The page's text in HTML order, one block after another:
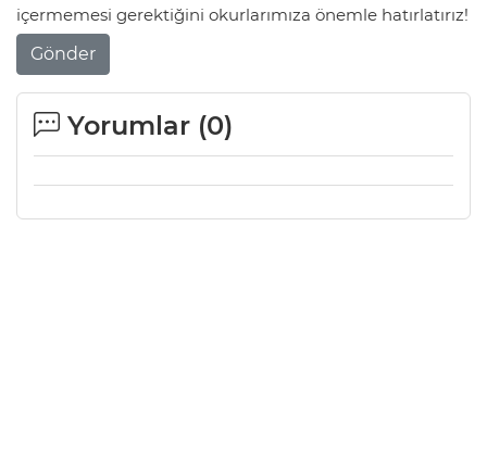
içermemesi gerektiğini okurlarımıza önemle hatırlatırız!
Gönder
Yorumlar (0)